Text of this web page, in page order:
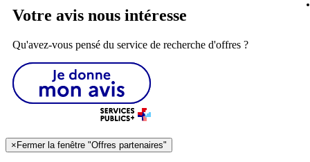
Votre avis nous intéresse
Qu'avez-vous pensé du service de recherche d'offres ?
× Fermer la fenêtre "Offres partenaires"